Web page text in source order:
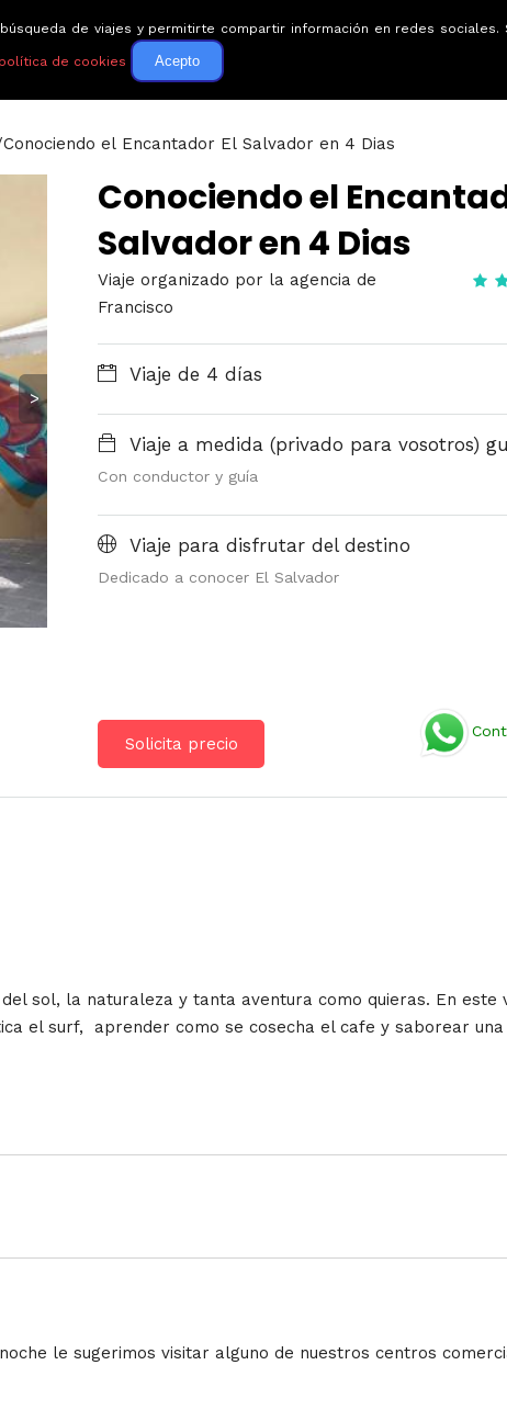
Circuitos Guías de viaje Ofertas
Conociendo el Encantador El Salvador en 4 Dias
>
Conociendo el
Salvador en 4 Dias
Viaje organizado por la agencia de
Francisco
Viaje de 4 días
Viaje a medida (privado para vosotros)
Con conductor y guía
Viaje para disfrutar del destino
Dedicado a conocer El Salvador
Solicita precio
sol, la naturaleza y tanta aventura como quieras. En este
el surf, aprender como se cosecha el cafe y saborear una
le sugerimos visitar alguno de nuestros centros
de viajes y permitirte compartir información en redes sociales.
de cookies Acepto